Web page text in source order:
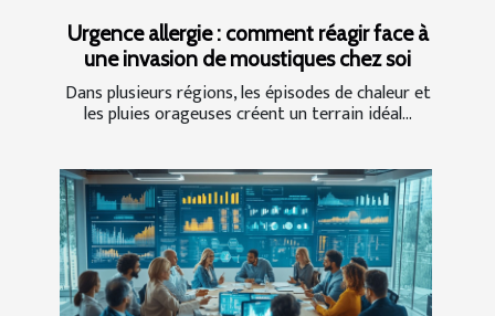
Urgence allergie : comment réagir face à
une invasion de moustiques chez soi
Dans plusieurs régions, les épisodes de chaleur et
les pluies orageuses créent un terrain idéal...